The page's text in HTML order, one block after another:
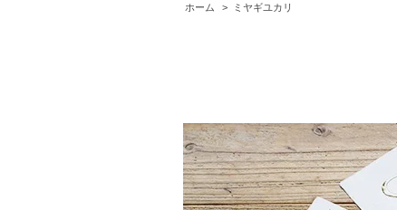
ホーム
> ミヤギユカリ